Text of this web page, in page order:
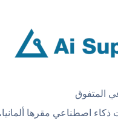
مقرها ألمانيا، مع أن